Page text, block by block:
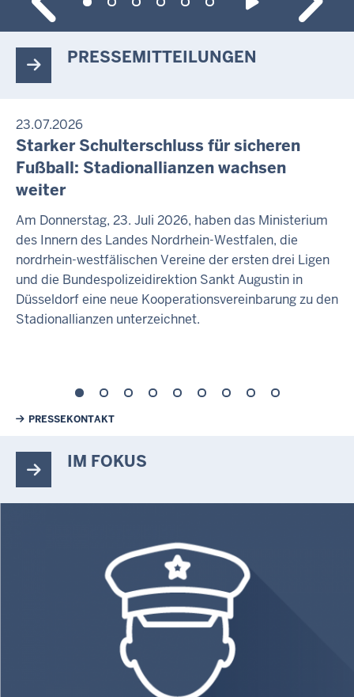
PRESSEMITTEILUNGEN
23.07.2026
Starker Schulterschluss für sicheren
Fußball: Stadionallianzen wachsen
weiter
Am Donnerstag, 23. Juli 2026, haben das Ministerium
des Innern des Landes Nordrhein-Westfalen, die
nordrhein-westfälischen Vereine der ersten drei Ligen
und die Bundespolizeidirektion Sankt Augustin in
Düsseldorf eine neue Kooperationsvereinbarung zu den
Stadionallianzen unterzeichnet.
Weiterführende Links
PRESSEKONTAKT
IM FOKUS